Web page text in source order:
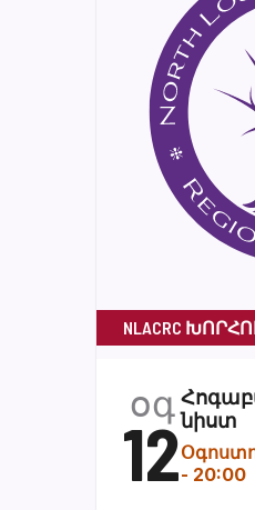
NLACRC
օգ
12նիստ
- 20:00